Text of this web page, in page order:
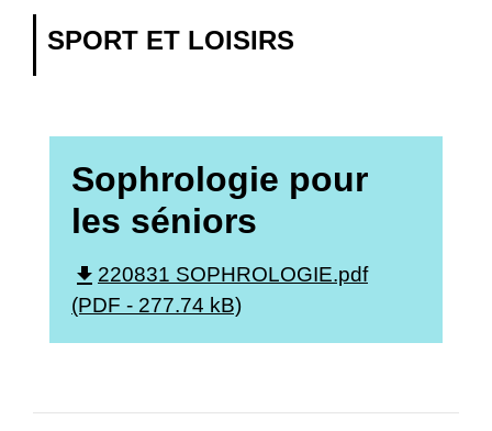
SPORT ET LOISIRS
Sophrologie pour
les séniors
file_download 220831 SOPHROLOGIE.pdf
(PDF - 277.74 kB)